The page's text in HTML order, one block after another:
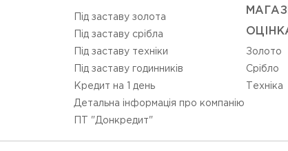
Під заставу золота
Під заставу срібла
Під заставу техніки
Під заставу годинників
Кредит на 1 день
Детальна інформація про компанію
ПТ "Донкредит"
Золото
Срiбло
Технiка